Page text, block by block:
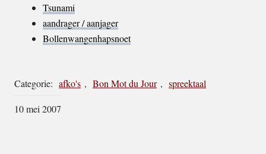
Tsunami
aandrager / aanjager
Bollenwangenhapsnoet
Categorie: afko's , Bon Mot du Jour , spreektaal
10 mei 2007